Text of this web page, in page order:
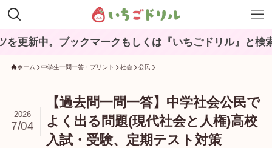
ックマークもしくは『いちごドリル』と検索してね♪
ホーム 中学生一問一答・プリント 社会 公民
【過去問一問一答】中学社会公民で
よく出る問題(現代社会と人権)高校
入試・受験、定期テスト対策
2026
7/04